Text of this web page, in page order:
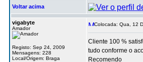
Voltar acima
vigabyte
Amador
Registo: Sep 24, 2009
Mensagens: 228
Local/Origem: Braga
Colocada: Qua, 12
Cliente 100 %
tudo conforme o
Recomendo